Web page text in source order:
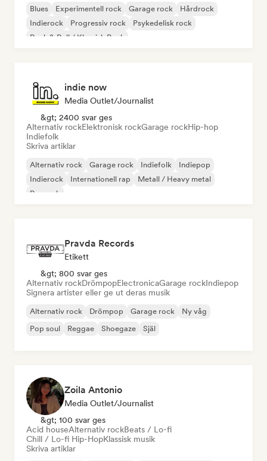
Blues Experimentell rock Garage rock
Hårdrock
Indierock
Progressiv rock
Psykedelisk rock
Rock & Roll / Klassisk Rock
indie now
Media Outlet/Journalist
&gt; 2400 svar ges
Alternativ rockElektronisk rockGarage rockHip-hop
Indiefolk
Skriva artiklar
Alternativ rock Garage rock Indiefolk
Indiepop
Indierock
Internationell rap
Metall / Heavy metal
Poprock
Pravda Records
Etikett
&gt; 800 svar ges
Alternativ rockDrömpopElectronicaGarage rockIndiepop
Signera artister eller ge ut deras musik
Alternativ rock Drömpop Garage rock
Ny våg
Pop soul
Reggae Shoegaze Själ
Zoila Antonio
Media Outlet/Journalist
&gt; 100 svar ges
Acid houseAlternativ rockBeats / Lo-fi
Chill / Lo-fi Hip-HopKlassisk musik
Skriva artiklar